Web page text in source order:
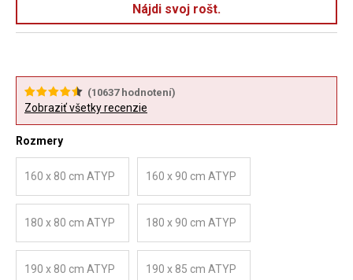
Nájdi svoj rošt.
(10637hodnotení)
Zobraziť všetky recenzie
Rozmery
160 x 80 cm ATYP 160 x 90 cm ATYP
180 x 80 cm ATYP 180 x 90 cm ATYP
190 x 80 cm ATYP 190 x 85 cm ATYP